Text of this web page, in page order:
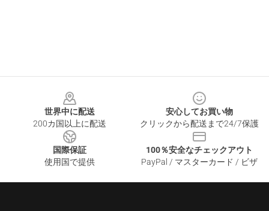
世界中に配送
200カ国以上に配送
安心してお買い物
クリックから配送まで24/7保護
国際保証
使用国で提供
100％安全なチェックアウト
PayPal / マスターカード / ビザ